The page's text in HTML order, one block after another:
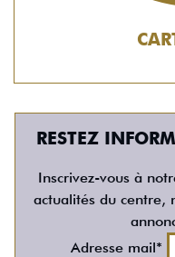
RESTEZ
Inscrivez-vous à
actualités du centre,
Adresse mail*